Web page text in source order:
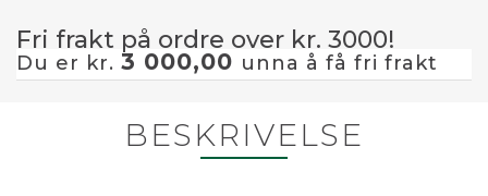
Fri frakt på ordre over kr. 3000!
Du er kr. 3 000,00 unna å få fri frakt
BESKRIVELSE